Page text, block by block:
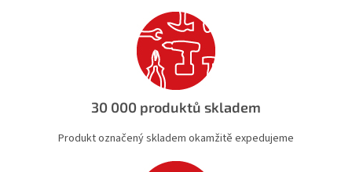
p
r
v
k
y
ý
p
s
u
30 000 produktů skladem
Produkt označený skladem okamžitě expedujeme